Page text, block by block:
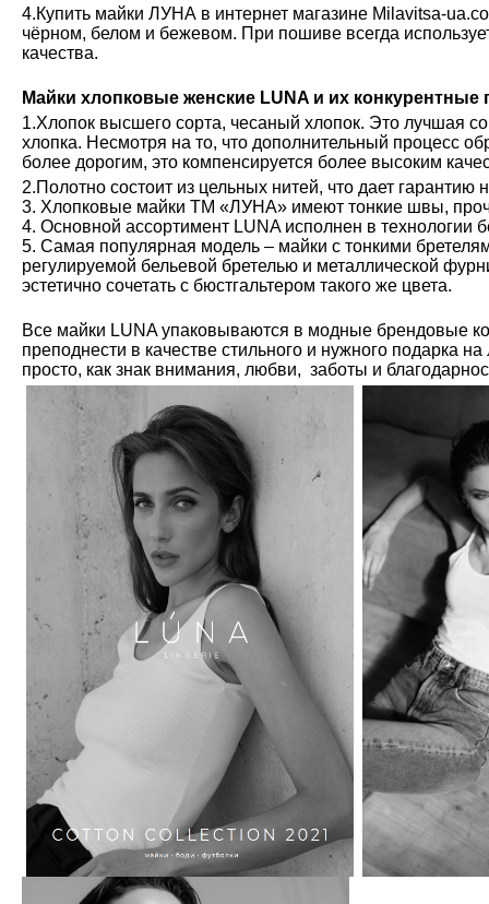
4.Купить майки ЛУНА в интернет магазине Milavitsa-
чёрном, белом и бежевом. При пошиве всегда
качества.
Майки хлопковые женские LUNA и их конкурентные
1.Хлопок высшего сорта, чесаный хлопок. Это лучшая
хлопка. Несмотря на то, что дополнительный процесс
более дорогим, это компенсируется более высоким
2.Полотно состоит из цельных нитей, что дает гарантию
3. Хлопковые майки ТМ «ЛУНА» имеют тонкие швы,
4. Основной ассортимент LUNA исполнен в технологии
5. Самая популярная модель – майки с тонкими
регулируемой бельевой бретелью и металлической
эстетично сочетать с бюстгальтером такого же цвета.
Все майки LUNA упаковываются в модные брендовые
преподнести в качестве стильного и нужного подарка
просто, как знак внимания, любви, заботы и